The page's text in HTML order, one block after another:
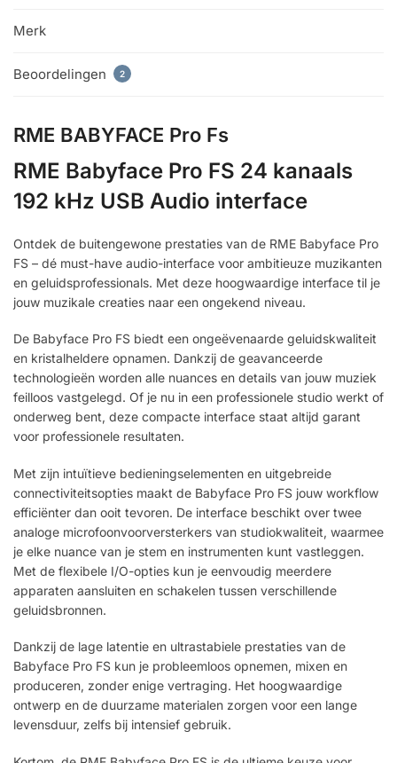
Merk
Beoordelingen 2
RME BABYFACE Pro Fs
RME Babyface Pro FS 24 kanaals
192 kHz USB Audio interface
Ontdek de buitengewone prestaties van de RME Babyface Pro
FS – dé must-have audio-interface voor ambitieuze muzikanten
en geluidsprofessionals. Met deze hoogwaardige interface til je
jouw muzikale creaties naar een ongekend niveau.
De Babyface Pro FS biedt een ongeëvenaarde geluidskwaliteit
en kristalheldere opnamen. Dankzij de geavanceerde
technologieën worden alle nuances en details van jouw muziek
feilloos vastgelegd. Of je nu in een professionele studio werkt of
onderweg bent, deze compacte interface staat altijd garant
voor professionele resultaten.
Met zijn intuïtieve bedieningselementen en uitgebreide
connectiviteitsopties maakt de Babyface Pro FS jouw workflow
efficiënter dan ooit tevoren. De interface beschikt over twee
analoge microfoonvoorversterkers van studiokwaliteit, waarmee
je elke nuance van je stem en instrumenten kunt vastleggen.
Met de flexibele I/O-opties kun je eenvoudig meerdere
apparaten aansluiten en schakelen tussen verschillende
geluidsbronnen.
Dankzij de lage latentie en ultrastabiele prestaties van de
Babyface Pro FS kun je probleemloos opnemen, mixen en
produceren, zonder enige vertraging. Het hoogwaardige
ontwerp en de duurzame materialen zorgen voor een lange
levensduur, zelfs bij intensief gebruik.